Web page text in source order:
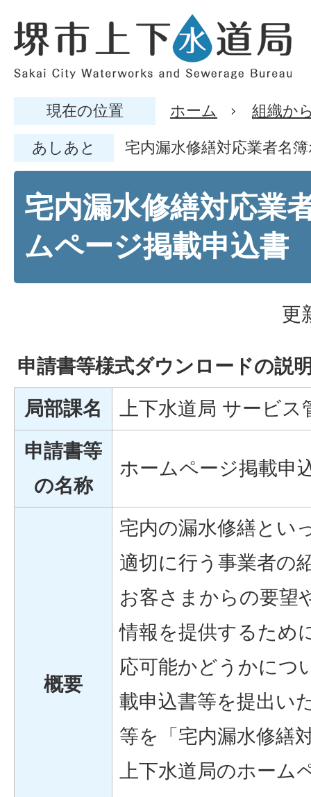
現在の位置 ホーム 組織か
あしあと 宅内漏水修繕対応業者名
宅内漏水修繕対応業
ムページ掲載申込書
更
申請書等様式ダウンロードの説
局部課名
上下水道局 サービ
申請書等
の名称
ホームページ掲載申
概要
宅内の漏水修繕とい
適切に行う事業者の
お客さまからの要望
情報を提供するため
応可能かどうかにつ
載申込書等を提出い
等を「宅内漏水修繕
上下水道局のホーム